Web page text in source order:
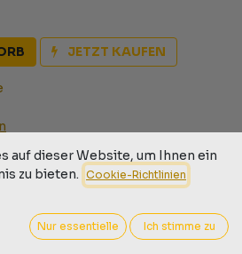
JETZT KAUFEN
auf dieser Website, um Ihnen ein
zu bieten. Cookie-Richtlinien
Nur essentielle Ich stimme zu